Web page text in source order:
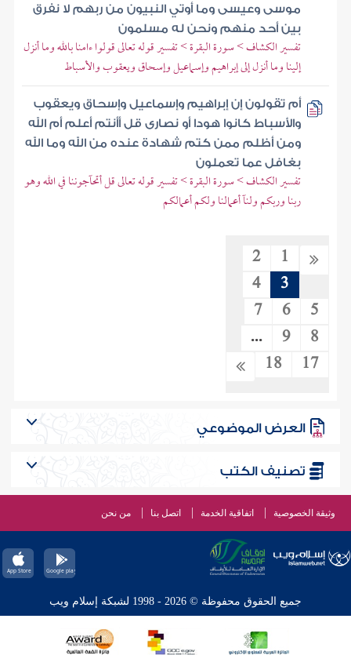
موسى وعيسى وما أوتي النبيون من ربهم لا نفرق
بين أحد منهم ونحن له مسلمون
تفسير الكشاف > سورة البقرة > تفسير قوله تعالى قولوا ءامنا بالله وما أنزل
إلينا وما أنزل إلى إبراهيم وإسماعيل وإسحاق ويعقوب والأسباط
أم تقولون إن إبراهيم وإسماعيل وإسحاق ويعقوب
والأسباط كانوا هودا أو نصارى قل أأنتم أعلم أم الله
ومن أظلم ممن كتم شهادة عنده من الله وما الله
بغافل عما تعملون
تفسير الكشاف > سورة البقرة > تفسير قوله تعالى قل أتحآجوننا في الله وهو
ربنا وربكم ولنآ أعمالنا ولكم أعمالكم
1
2
3
4
5
6
7
8
9
...
17
18
العرض الموضوعي
تصنيف الكتب
وثيقة الخصوصية اتفاقية الخدمة اتصل بنا من نحن
جميع الحقوق محفوظة © 2026 - 1998 لشبكة إسلام ويب